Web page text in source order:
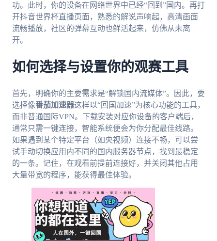
功。此时，你的设备在网络世界中已经“回到”国内。再打
开抖音世界杯直播页面，熟悉的解说声响起，高清画面
流畅播放，社区的弹幕互动也鲜活起来，仿佛从未离
开。
如何选择与设置你的观赛工具
首先，明确你的主要需求是“解锁国内流媒体”。因此，要
选择像番茄加速器这样以“回国加速”为核心功能的工具，
而非普通国际VPN。下载安装对应你设备的客户端后，
通常只需一键连接，智能系统便会为你分配最佳线路。
如果遇到某个特定平台（如央视频）连接不畅，可以尝
试手动切换应用内不同的国内服务器节点，找到最稳定
的一条。记住，在观看前提前连接好，并关闭其他占用
大量带宽的程序，能获得最佳体验。